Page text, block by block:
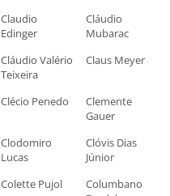
Claudio
Edinger
Cláudio
Mubarac
Cláudio Valério
Teixeira
Claus Meyer
Clécio Penedo
Clemente
Gauer
Clodomiro
Lucas
Clóvis Dias
Júnior
Colette Pujol
Columbano